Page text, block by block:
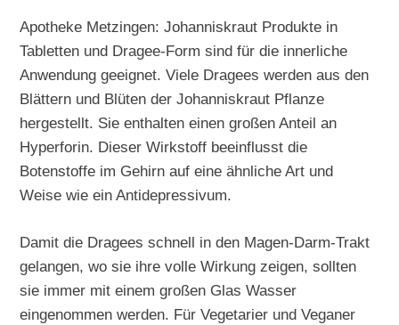
Apotheke Metzingen: Johanniskraut Produkte in
Tabletten und Dragee-Form sind für die innerliche
Anwendung geeignet. Viele Dragees werden aus den
Blättern und Blüten der Johanniskraut Pflanze
hergestellt. Sie enthalten einen großen Anteil an
Hyperforin. Dieser Wirkstoff beeinflusst die
Botenstoffe im Gehirn auf eine ähnliche Art und
Weise wie ein Antidepressivum.
Damit die Dragees schnell in den Magen-Darm-Trakt
gelangen, wo sie ihre volle Wirkung zeigen, sollten
sie immer mit einem großen Glas Wasser
eingenommen werden. Für Vegetarier und Veganer